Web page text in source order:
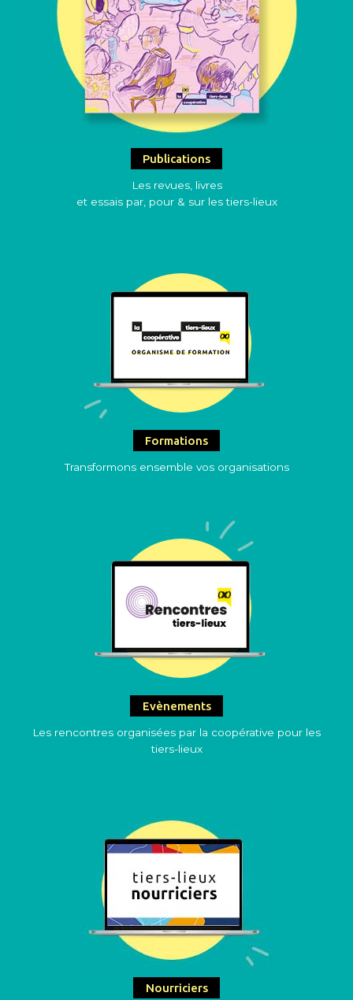
Publications
Les revues, livres
et essais par, pour & sur les tiers-lieux
Formations
Transformons ensemble vos organisations
Evènements
Les rencontres organisées par la coopérative pour les
tiers-lieux
Nourriciers